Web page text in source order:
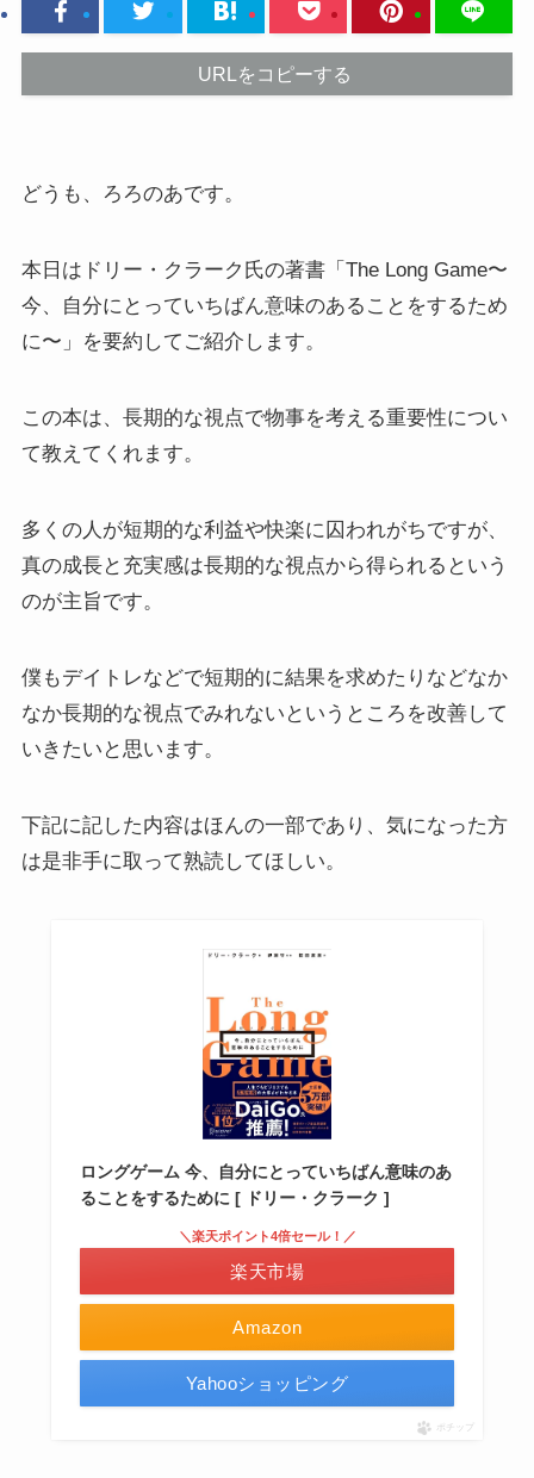
URLをコピーする
どうも、ろろのあです。
本日はドリー・クラーク氏の著書「The Long Game〜
今、自分にとっていちばん意味のあることをするため
に〜」を要約してご紹介します。
この本は、長期的な視点で物事を考える重要性につい
て教えてくれます。
多くの人が短期的な利益や快楽に囚われがちですが、
真の成長と充実感は長期的な視点から得られるという
のが主旨です。
僕もデイトレなどで短期的に結果を求めたりなどなか
なか長期的な視点でみれないというところを改善して
いきたいと思います。
下記に記した内容はほんの一部であり、気になった方
は是非手に取って熟読してほしい。
ロングゲーム 今、自分にとっていちばん意味のあ
ることをするために [ ドリー・クラーク ]
Amazon
＼楽天ポイント4倍セール！／
楽天市場
Yahooショッピング
ポチップ